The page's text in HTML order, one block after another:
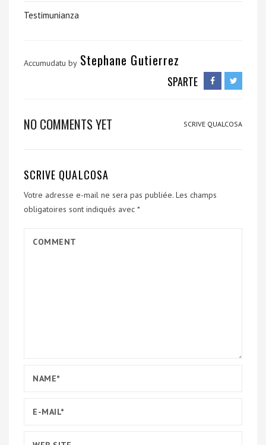
Testimunianza
Accumudatu by Stephane Gutierrez
SPARTE
NO COMMENTS YET SCRIVE QUALCOSA
SCRIVE QUALCOSA
Votre adresse e-mail ne sera pas publiée. Les champs
obligatoires sont indiqués avec *